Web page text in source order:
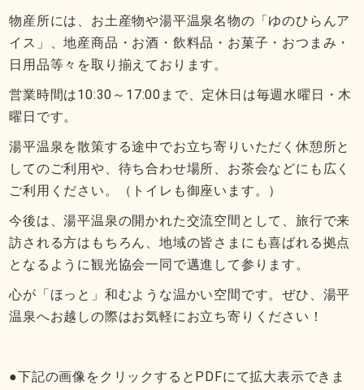
物産所には、お土産物や湯平温泉名物の「ゆのひらんア
イス」、地産商品・お酒・飲料品・お菓子・おつまみ・
日用品等々を取り揃えております。
営業時間は10:30～17:00まで、定休日は毎週水曜日・木
曜日です。
湯平温泉を散策する途中でお立ち寄りいただく休憩所と
してのご利用や、待ち合わせ場所、お茶会などにも広く
ご利用ください。（トイレも御座います。）
今後は、湯平温泉の開かれた交流空間として、旅行で来
訪される方はもちろん、地域の皆さまにも喜ばれる拠点
となるように観光協会一同で邁進して参ります。
心が「ほっと」和むような温かい空間です。ぜひ、湯平
温泉へお越しの際はお気軽にお立ち寄りください！
●下記の画像をクリックするとPDFにて拡大表示できま